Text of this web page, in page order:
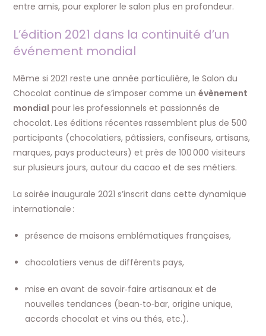
entre amis, pour explorer le salon plus en profondeur.
L’édition 2021 dans la continuité d’un
événement mondial
Même si 2021 reste une année particulière, le Salon du
Chocolat continue de s’imposer comme unévènement
mondial pour les professionnels et passionnés de
chocolat. Les éditions récentes rassemblent plus de 500
participants (chocolatiers, pâtissiers, confiseurs, artisans,
marques, pays producteurs) et près de 100 000 visiteurs
sur plusieurs jours, autour du cacao et de ses métiers.
La soirée inaugurale 2021 s’inscrit dans cette dynamique
internationale :
présence de maisons emblématiques françaises,
chocolatiers venus de différents pays,
mise en avant de savoir‑faire artisanaux et de
nouvelles tendances (bean‑to‑bar, origine unique,
accords chocolat et vins ou thés, etc.).